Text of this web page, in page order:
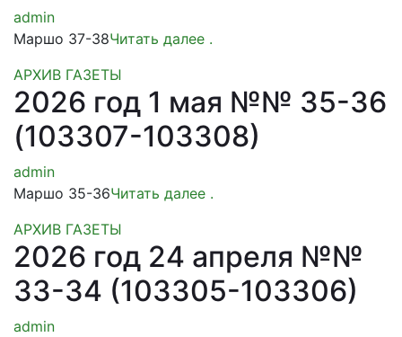
admin
Маршо 37-38Читать далее .
АРХИВ ГАЗЕТЫ
2026 год 1 мая №№ 35-36
(103307-103308)
admin
Маршо 35-36Читать далее .
АРХИВ ГАЗЕТЫ
2026 год 24 апреля №№
33-34 (103305-103306)
admin